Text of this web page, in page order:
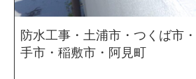
防水工事・土浦市・つくば市
手市・稲敷市・阿見町